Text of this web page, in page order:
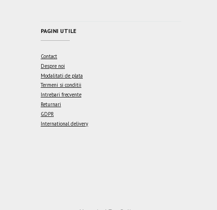
PAGINI UTILE
Contact
Despre noi
Modalitati de plata
Termeni si conditii
Intrebari frecvente
Returnari
GDPR
International delivery